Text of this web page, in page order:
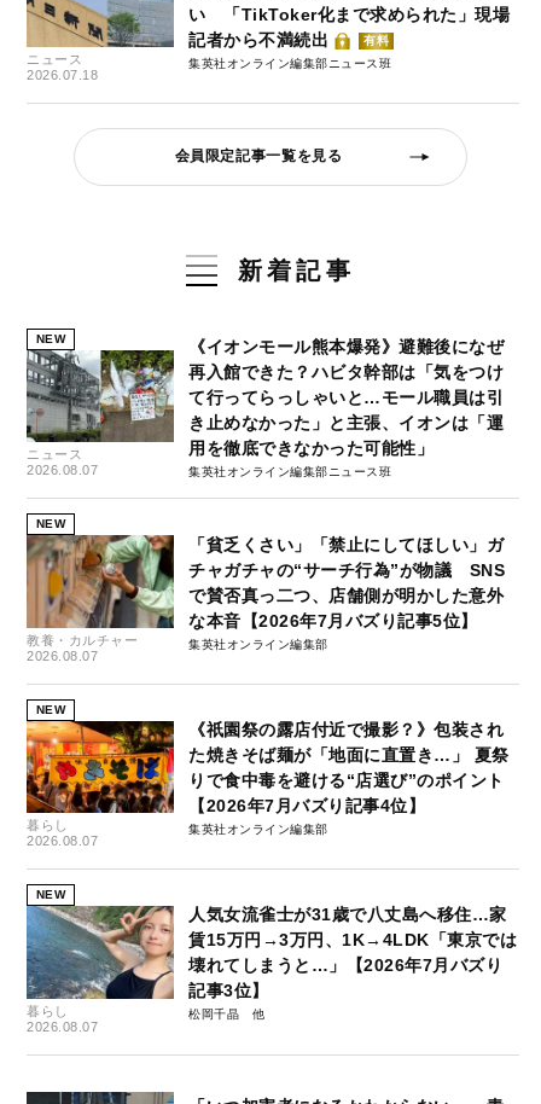
ニュース
2026.07.18
い 「TikToker化まで求められた」現場
記者から不満続出
有料
集英社オンライン編集部ニュース班
会員限定記事一覧を見る
新着記事
NEW
ニュース
2026.08.07
《イオンモール熊本爆発》避難後になぜ
再入館できた？ハビタ幹部は「気をつけ
て行ってらっしゃいと…モール職員は引
き止めなかった」と主張、イオンは「運
用を徹底できなかった可能性」
集英社オンライン編集部ニュース班
NEW
教養・カルチャー
2026.08.07
「貧乏くさい」「禁止にしてほしい」ガ
チャガチャの“サーチ行為”が物議 SNS
で賛否真っ二つ、店舗側が明かした意外
な本音【2026年7月バズり記事5位】
集英社オンライン編集部
NEW
暮らし
2026.08.07
《祇園祭の露店付近で撮影？》包装され
た焼きそば麺が「地面に直置き…」 夏祭
りで食中毒を避ける“店選び”のポイント
【2026年7月バズり記事4位】
集英社オンライン編集部
NEW
暮らし
2026.08.07
人気女流雀士が31歳で八丈島へ移住…家
賃15万円→3万円、1K→4LDK「東京では
壊れてしまうと…」【2026年7月バズり
記事3位】
松岡千晶